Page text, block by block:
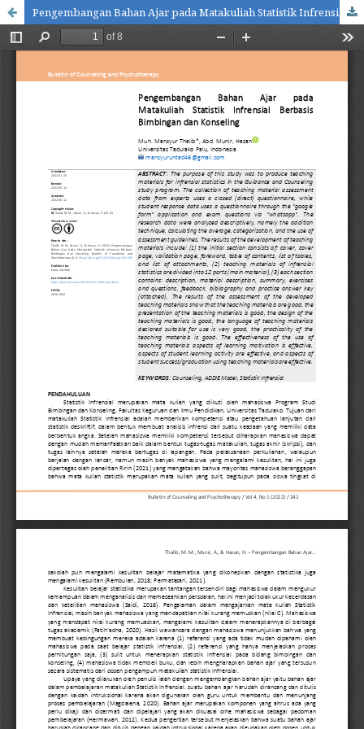
Pengembangan Bahan Ajar pada Matakuliah Statistik Infrensial Berbasis Bimbingan dan Konseling